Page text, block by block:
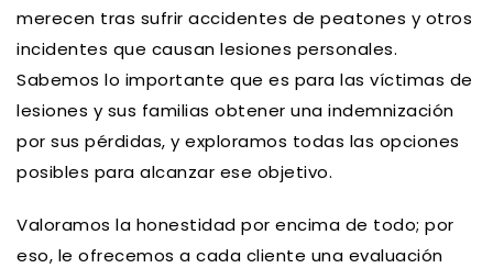
merecen tras sufrir accidentes de peatones y otros
incidentes que causan lesiones personales.
Sabemos lo importante que es para las víctimas de
lesiones y sus familias obtener una indemnización
por sus pérdidas, y exploramos todas las opciones
posibles para alcanzar ese objetivo.
Valoramos la honestidad por encima de todo; por
eso, le ofrecemos a cada cliente una evaluación